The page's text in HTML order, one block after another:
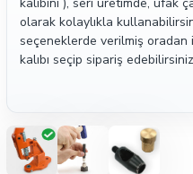
olarak kolaylıkla
seçeneklerde verilmiş oradan
kalıbı seçip sipariş